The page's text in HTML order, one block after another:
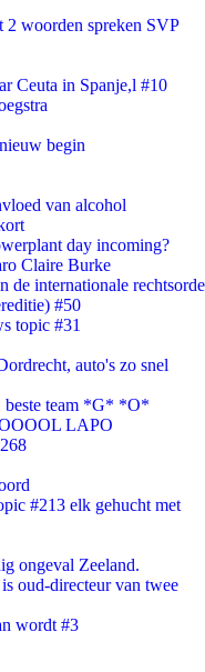
2 woorden spreken SVP
Ceuta in Spanje,l #10
begin
van alcohol
day incoming?
Claire Burke
internationale rechtsorde
#50
topic #31
auto's zo snel
beste team *G* *O*
LAPO
#213 elk gehucht met
ongeval Zeeland.
oud-directeur van twee
wordt #3